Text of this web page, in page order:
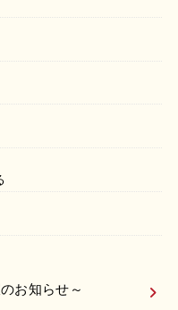
お知らせ～